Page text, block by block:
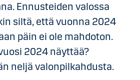
Ennusteiden valossa
siltä, että vuonna 2024
päin ei ole mahdoton.
2024 näyttää?
neljä valonpilkahdusta.